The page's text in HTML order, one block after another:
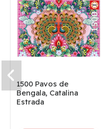
1500 Pavos de
Bengala, Catalina
Estrada